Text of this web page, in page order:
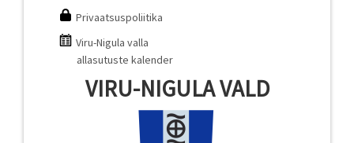
Privaatsuspoliitika
Viru-Nigula valla
allasutuste kalender
VIRU-NIGULA VALD